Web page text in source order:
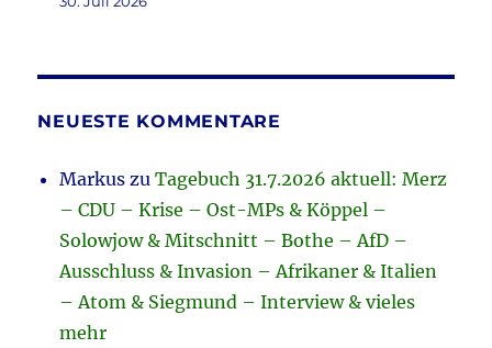
NEUESTE KOMMENTARE
Markus zuTagebuch 31.7.2026 aktuell: Merz
– CDU – Krise – Ost-MPs & Köppel –
Solowjow & Mitschnitt – Bothe – AfD –
Ausschluss & Invasion – Afrikaner & Italien
– Atom & Siegmund – Interview & vieles
mehr